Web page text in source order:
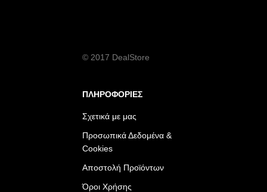
© 2017 DealStore
ΠΛΗΡΟΦΟΡΙΕΣ
Σχετικά με μας
Προσωπικά Δεδομένα &
Cookies
Αποστολή Προϊόντων
Όροι Χρήσης